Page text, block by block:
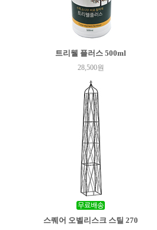
트리웰 플러스 500ml
28,500원
스퀘어 오벨리스크 스틸 270